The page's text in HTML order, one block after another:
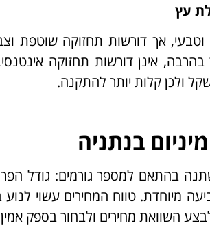
עץ
אך דורשות תחזוקה שוטפת
בהרבה, אינן דורשות תחזוקה
ולכן קלות יותר להתקנה.
בנתניה
בהתאם למספר גורמים: גודל
מיוחדת. טווח המחירים עשוי
השוואת מחירים ולבחור בספק